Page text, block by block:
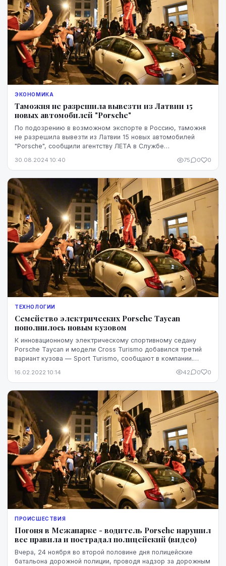
ЭКОНОМИКА
Таможня не разрешила вывезти из Латвии 15
новых автомобилей "Porsche"
По подозрению в возможном экспорте в Россию, таможня
не разрешила вывезти из Латвии 15 новых автомобилей
"Porsche", сообщили агентству ЛЕТА в Службе
30.08.2024 10:40 75 0 0
ТЕХНОЛОГИИ
Семейство электрических Porsche Taycan
пополнилось новым кузовом
К инновационному электрическому спортивному седану
Porsche Taycan и модели Cross Turismo добавился третий
вариант кузова — Sport Turismo, сообщают в компании.
16.02.2022 10:14 42 0 0
ПРОИСШЕСТВИЯ
Погоня в Межапарке - водитель Porsche нарушил
все правила и пострадал полицейский (видео)
Вчера, 24 ноября во второй половине дня полицейские
батальона дорожной полиции, проводя надзор за дорожным